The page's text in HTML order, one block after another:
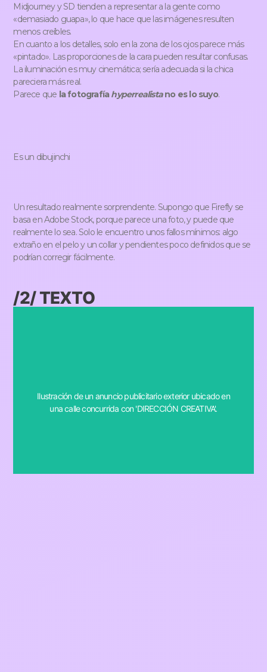
Midjourney y SD tienden a representar a la gente como
«demasiado guapa», lo que hace que las imágenes resulten
menos creíbles.
En cuanto a los detalles, solo en la zona de los ojos parece más
«pintado». Las proporciones de la cara pueden resultar confusas.
La iluminación es muy cinemática; sería adecuada si la chica
pareciera más real.
Parece que la fotografía hyperrealistano es lo suyo.
Es un dibujinchi
Un resultado realmente sorprendente. Supongo que Firefly se
basa en Adobe Stock, porque parece una foto, y puede que
realmente lo sea. Solo le encuentro unos fallos mínimos: algo
extraño en el pelo y un collar y pendientes poco definidos que se
podrían corregir fácilmente.
/2/ TEXTO
Ilustración de un anuncio publicitario exterior ubicado en
una calle concurrida con 'DIRECCIÓN CREATIVA'.
prompt: Illustration of an outdoor advertising banner